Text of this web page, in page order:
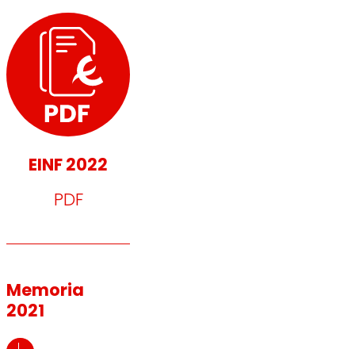
EINF 2022
PDF
Memoria
2021